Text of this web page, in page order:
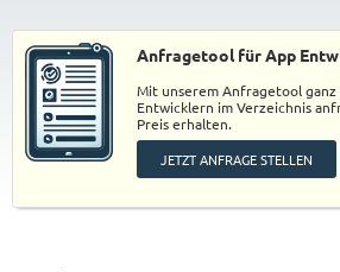
Anfragetool für App
Mit unserem Anfragetool ganz
Entwicklern im Verzeichnis
Preis erhalten.
JETZT ANFRAGE STELLEN